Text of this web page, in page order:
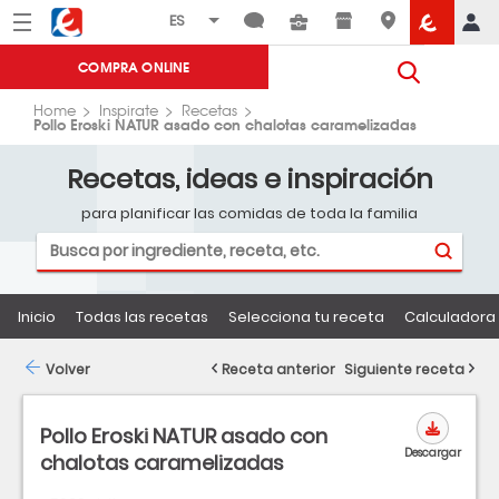
Menú Eroski
COMPRA ONLINE
Home Inspirate Recetas
Pollo Eroski NATUR asado con chalotas caramelizadas
Recetas, ideas e inspiración
para planificar las comidas de toda la familia
Inicio Todas las recetas Selecciona tu receta
Pollo Eroski NATUR asado con
chalotas caramelizadas
Descargar
Volver Receta anterior Siguiente receta